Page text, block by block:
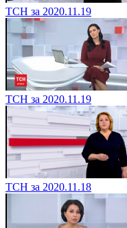
ТСН за 2020.11.19
ТСН за 2020.11.19
ТСН за 2020.11.18